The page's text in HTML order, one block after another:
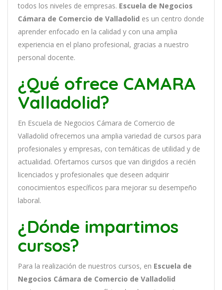
todos los niveles de empresas. Escuela de Negocios
Cámara de Comercio de Valladolid es un centro donde
aprender enfocado en la calidad y con una amplia
experiencia en el plano profesional, gracias a nuestro
personal docente.
¿Qué ofrece CAMARA
Valladolid?
En Escuela de Negocios Cámara de Comercio de
Valladolid ofrecemos una amplia variedad de cursos para
profesionales y empresas, con temáticas de utilidad y de
actualidad. Ofertamos cursos que van dirigidos a recién
licenciados y profesionales que deseen adquirir
conocimientos específicos para mejorar su desempeño
laboral.
¿Dónde impartimos
cursos?
Para la realización de nuestros cursos, en Escuela de
Negocios Cámara de Comercio de Valladolid